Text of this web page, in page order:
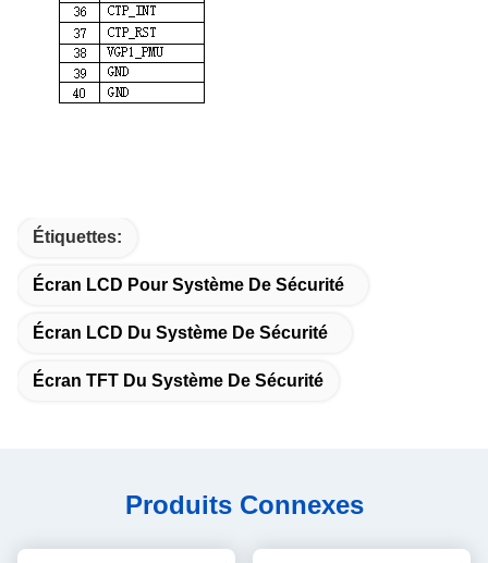
Étiquettes:
Écran LCD Pour Système De Sécurité
Écran LCD Du Système De Sécurité
Écran TFT Du Système De Sécurité
Produits Connexes